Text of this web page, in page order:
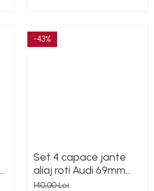
-43%
Set 4 capace jante
aliaj roti Audi 69mm
4B0601170A
140,00 Lei